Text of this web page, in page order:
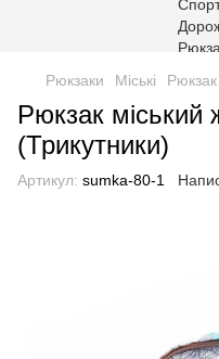
Рюкзаки Міські
Рюкзак міський
(Трикутники)
Артикул: sumka-80-1